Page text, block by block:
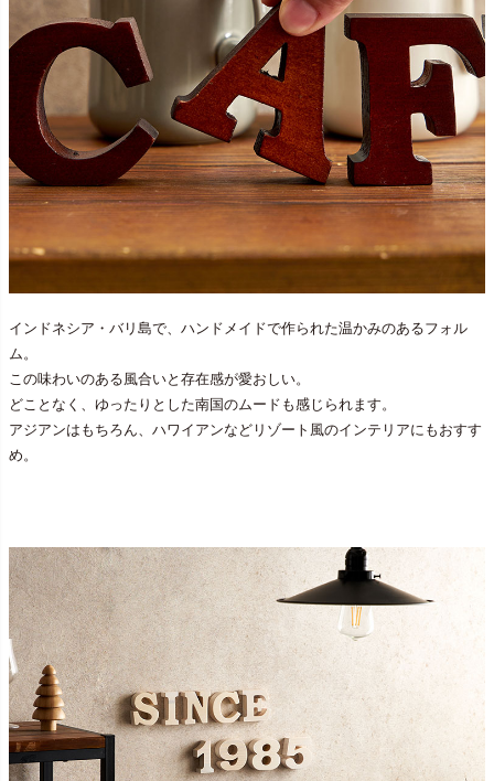
インドネシア・バリ島で、ハンドメイドで作られた温かみのあるフォル
ム。
この味わいのある風合いと存在感が愛おしい。
どことなく、ゆったりとした南国のムードも感じられます。
アジアンはもちろん、ハワイアンなどリゾート風のインテリアにもおすす
め。